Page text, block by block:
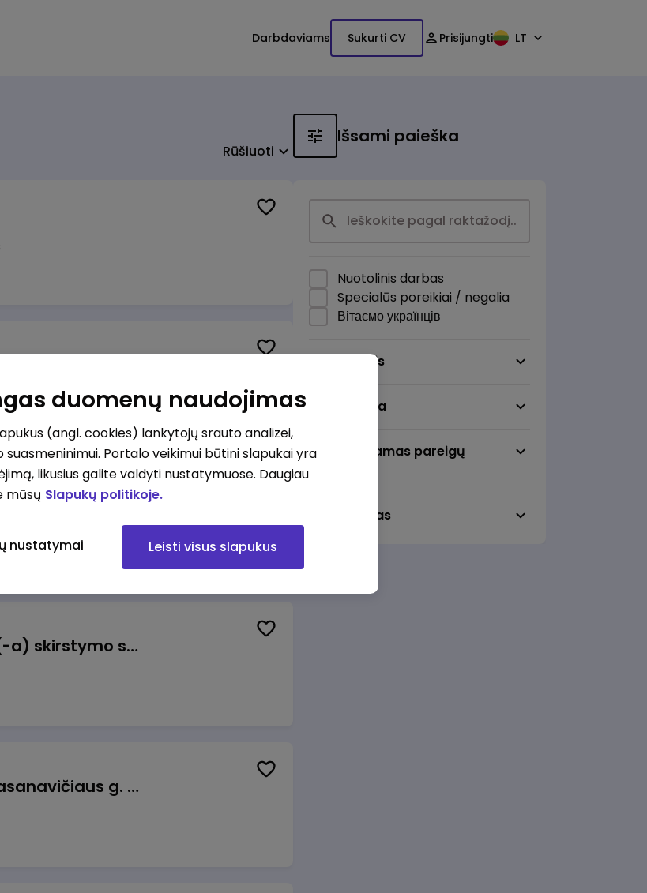
Darbdaviams Sukurti CV Prisijungti LT
Rūšiuoti
Prekių surinkėjas (-a) - pickeris, Senasis Ukmergės kelias 8, Avižieniai
Užsakymų komplektuotojas (-a) skirstymo sandėlyje
Pamainos vadovas (-ė), J. Basanavičiaus g. 6, Jonava
Išsami paieška
Nuotolinis darbas
Specialūs poreikiai / negalia
Вітаємо українців
Darbo sritis
Darbo vieta
Pageidaujamas pareigų
Darbo laikas
duomenų naudojimas
(angl. cookies) lankytojų srauto analizei,
suasmeninimui. Portalo veikimui būtini slapukai yra
likusius galite valdyti nustatymuose. Daugiau
mūsų Slapukų politikoje.
nustatymai Leisti visus slapukus